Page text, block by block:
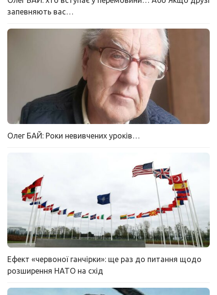
запевняють вас…
Олег БАЙ: Роки невивчених уроків…
Ефект «червоної ганчірки»: ще раз до питання щодо
розширення НАТО на схід